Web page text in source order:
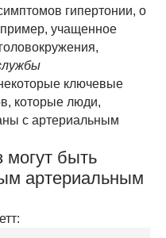
гипертонии, о
учащенное
ключевые
которые люди,
с артериальным
могут быть
артериальным